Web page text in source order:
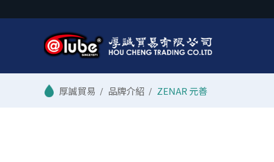
/ 品牌介紹 / ZENAR 元善